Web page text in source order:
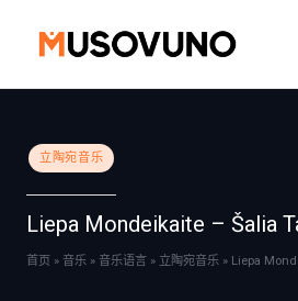
Posted
in
立陶宛音乐
Liepa Mondeikaite – Šalia
首页 » 音乐 » 音乐语言 » 立陶宛音乐 » Liepa